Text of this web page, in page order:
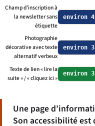
Champ d’inscription à
la newsletter sans
étiquette
environ
Photographie
décorative avec texte
alternatif verbeux
environ
Texte de lien « lire la
suite » / « cliquez ici »
environ
Une page
Son accessibilité